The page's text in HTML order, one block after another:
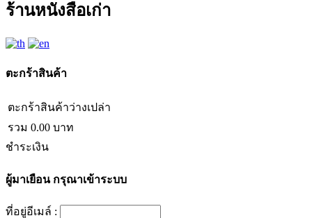
ร้านหนังสือเก่า
ตะกร้าสินค้า
ตะกร้าสินค้าว่างเปล่า
รวม 0.00 บาท
ชำระเงิน
ผู้มาเยือนกรุณาเข้าระบบ
ที่อยู่อีเมล์ :